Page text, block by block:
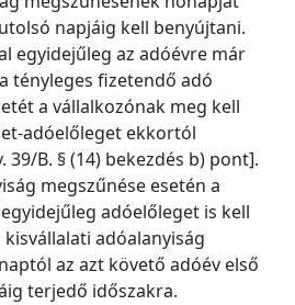
napjáig kell benyújtani.
egyidejűleg az adóévre már
tényleges fizetendő adó
a vállalkozónak meg kell
adóelőleget ekkortól
39/B. § (14) bekezdés b) pont].
megszűnése esetén a
adóelőleget is kell
adóalanyiság
az azt követő adóév első
terjedő időszakra.